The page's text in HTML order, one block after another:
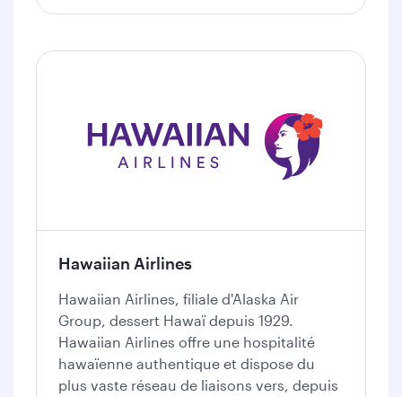
Hawaiian Airlines
Hawaiian Airlines, filiale d'Alaska Air
Group, dessert Hawaï depuis 1929.
Hawaiian Airlines offre une hospitalité
hawaïenne authentique et dispose du
plus vaste réseau de liaisons vers, depuis